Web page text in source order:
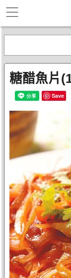
糖醋魚片
Save